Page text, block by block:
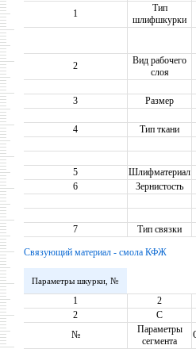
1
Тип
шлифшкурки
2
Вид рабочего
слоя
3
Размер
4
Тип ткани
5
Шлифматериал
6
Зернистость
7
Тип связки
Связующий материал - смола КФЖ
Параметры шкурки, №
1 2
2
С
№
Параметры
сегмента